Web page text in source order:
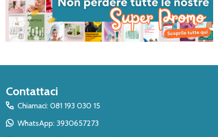
Inizio
del
piè
Contattaci
Chiamaci: 081 193 030 15
WhatsApp: 3930657273